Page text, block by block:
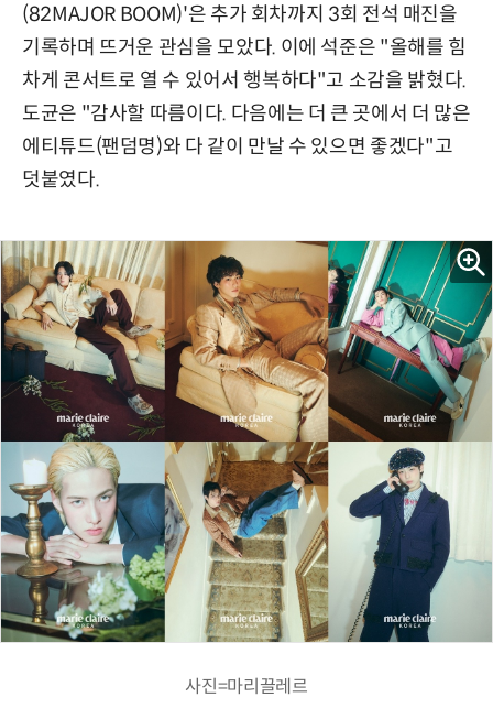
(82MAJOR BOOM)'은 추가 회차까지 3회 전석 매진을
기록하며 뜨거운 관심을 모았다. 이에 석준은 "올해를 힘
차게 콘서트로 열 수 있어서 행복하다"고 소감을 밝혔다.
도균은 "감사할 따름이다. 다음에는 더 큰 곳에서 더 많은
에티튜드(팬덤명)와 다 같이 만날 수 있으면 좋겠다"고
덧붙였다.
사진=마리끌레르